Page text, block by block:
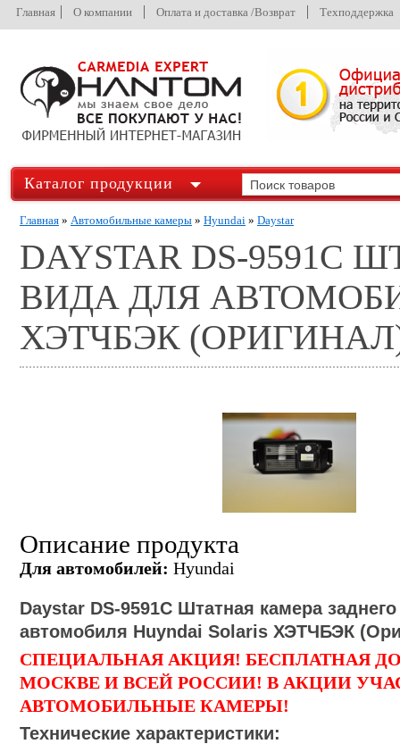
Главная О компании Оплата и доставка /Возврат Техподдержка
Каталог продукции
Главная » Автомобильные камеры » Hyundai » Daystar
DAYSTAR DS-
ВИДА ДЛЯ
ХЭТЧБЭК
Описание продукта
Для автомобилей: Hyundai
Daystar DS-9591C Штатная камера
автомобиля Huyndai Solaris ХЭТЧБЭК
СПЕЦИАЛЬНАЯ АКЦИЯ! БЕСПЛАТНАЯ
МОСКВЕ И ВСЕЙ РОССИИ! В АКЦИИ
АВТОМОБИЛЬНЫЕ КАМЕРЫ!
Технические характеристики: